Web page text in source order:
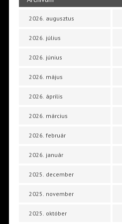
2026. augusztus
2026. július
2026. június
2026. május
2026. április
2026. március
2026. február
2026. január
2025. december
2025. november
2025. október